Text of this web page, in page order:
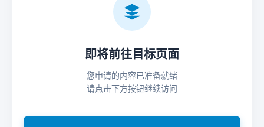
即将前往目标页面
您申请的内容已准备就绪
请点击下方按钮继续访问